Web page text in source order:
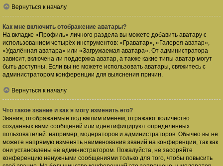
Вернуться к началу
Как мне включить отображение аватары?
На вкладке «Профиль» личного раздела вы можете добавить аватару с
использованием четырёх инструментов: «Граватар», «Галерея аватар»,
«Удалённая аватара» или «Загружаемая аватара». От администратора
зависит, включена ли поддержка аватар, а также какие типы аватар могут
быть доступны. Если вы не можете использовать аватары, свяжитесь с
администратором конференции для выяснения причин.
Вернуться к началу
Что такое звание и как я могу изменить его?
Звания, отображаемые под вашим именем, отражают количество
созданных вами сообщений или идентифицируют определённых
пользователей: например, модераторов и администраторов. Обычно вы не
можете напрямую изменять наименования званий на конференции, так как
они установлены её администратором. Пожалуйста, не засоряйте
конференцию ненужными сообщениями только для того, чтобы повысить